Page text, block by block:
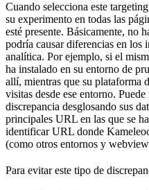
Cuando selecciona este
su experimento en todas las
esté presente. Básicamente, no
podría causar diferencias en los
analítica. Por ejemplo, si el
ha instalado en su entorno de
allí, mientras que su plataforma
visitas desde ese entorno.
discrepancia desglosando sus
principales URL en las que se
identificar URL donde
(como otros entornos y
Para evitar este tipo de